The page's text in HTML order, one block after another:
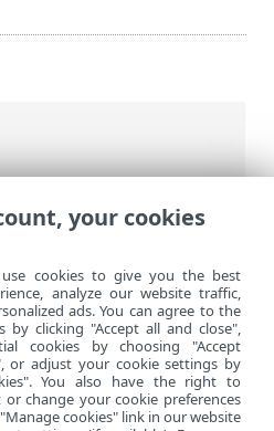
>ESET Endpoint
upgraden>
weergeven
your cookies
cookies to give you the best
analyze our website traffic,
ads. You can agree to the
by clicking "Accept all and close",
cookies by choosing "Accept
or adjust your cookie settings by
You also have the right to
change your cookie preferences
cookies" link in our website